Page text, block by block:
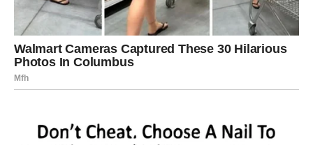
Jarac je ulagao trud i čekao rezultat. Mart donosi
nagradu.
Na poslu dolazi priznanje ili konkretan napredak. U ljubavi
– stabilnost i ozbiljnost.